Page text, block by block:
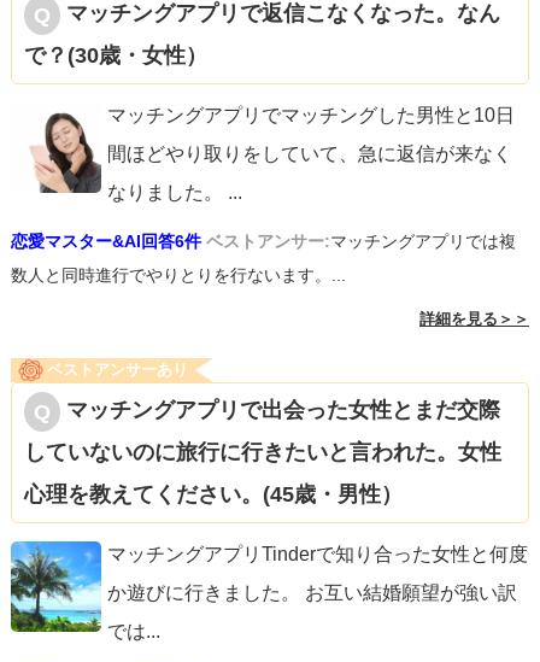
マッチングアプリで返信こなくなった。なん
で？(30歳・女性）
マッチングアプリでマッチングした男性と10日
間ほどやり取りをしていて、急に返信が来なく
なりました。 ...
恋愛マスター&AI回答6件 ベストアンサー:マッチングアプリでは複
数人と同時進行でやりとりを行ないます。...
詳細を見る＞＞
ベストアンサーあり
マッチングアプリで出会った女性とまだ交際
していないのに旅行に行きたいと言われた。女性
心理を教えてください。(45歳・男性）
マッチングアプリTinderで知り合った女性と何度
か遊びに行きました。 お互い結婚願望が強い訳
では...